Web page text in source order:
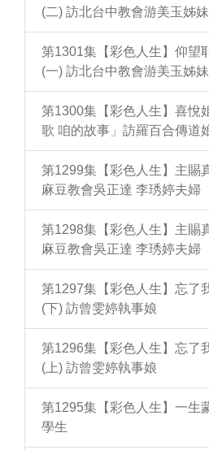
(二) 訪北台中教會游美玉姊妹
第1301集【彩色人生】仰望
(一) 訪北台中教會游美玉姊妹
第1300集【彩色人生】喜悅
歌 咱的故事」訪羅百合傳道
第1299集【彩色人生】主賜
麻豆教會吳正達 李琇婷夫婦
第1298集【彩色人生】主賜
麻豆教會吳正達 李琇婷夫婦
第1297集【彩色人生】忘了
(下) 訪曾雯婷執事娘
第1296集【彩色人生】忘了
(上) 訪曾雯婷執事娘
第1295集【彩色人生】一生
學生